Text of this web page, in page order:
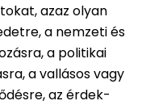
azaz olyan
a nemzeti és
a politikai
a vallásos vagy
az érdek-